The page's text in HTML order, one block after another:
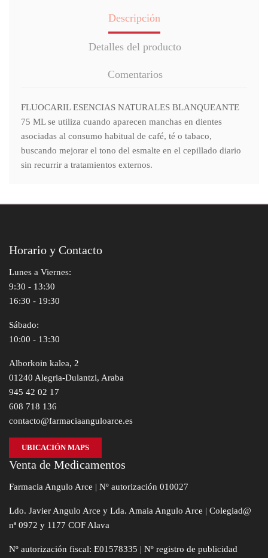
Descripción
Detalles del producto
Comentarios
FLUOCARIL ESENCIAS NATURALES BLANQUEANTE
75 ML se utiliza cuando aparecen manchas en dientes
asociadas al consumo habitual de café, té o tabaco,
buscando mejorar el tono del esmalte en el cepillado diario
sin recurrir a tratamientos externos.
Horario y Contacto
Lunes a Viernes:
9:30 - 13:30
16:30 - 19:30
Sábado:
10:00 - 13:30
Alborkoin kalea, 2
01240 Alegria-Dulantzi, Araba
945 42 02 17
608 718 136
contacto@farmaciaanguloarce.es
UBICACIÓN MAPS
Venta de Medicamentos
Farmacia Angulo Arce | Nº autorización 010027
Ldo. Javier Angulo Arce y Lda. Amaia Angulo Arce | Colegiad@
nª 0972 y 1177 COF Alava
Nº autorización fiscal: E01578335 | Nº registro de publicidad